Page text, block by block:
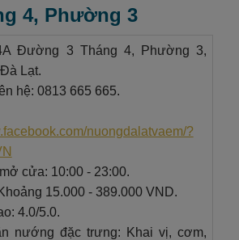
4, Phường 3
Đường 3 Tháng 4, Phường 3,
Lạt.
hệ: 0813 665 665.
nuongdalatvaem/?
cửa: 10:00 - 23:00.
15.000 - 389.000 VND.
4.0/5.0.
nướng đặc trưng: Khai vị, cơm,